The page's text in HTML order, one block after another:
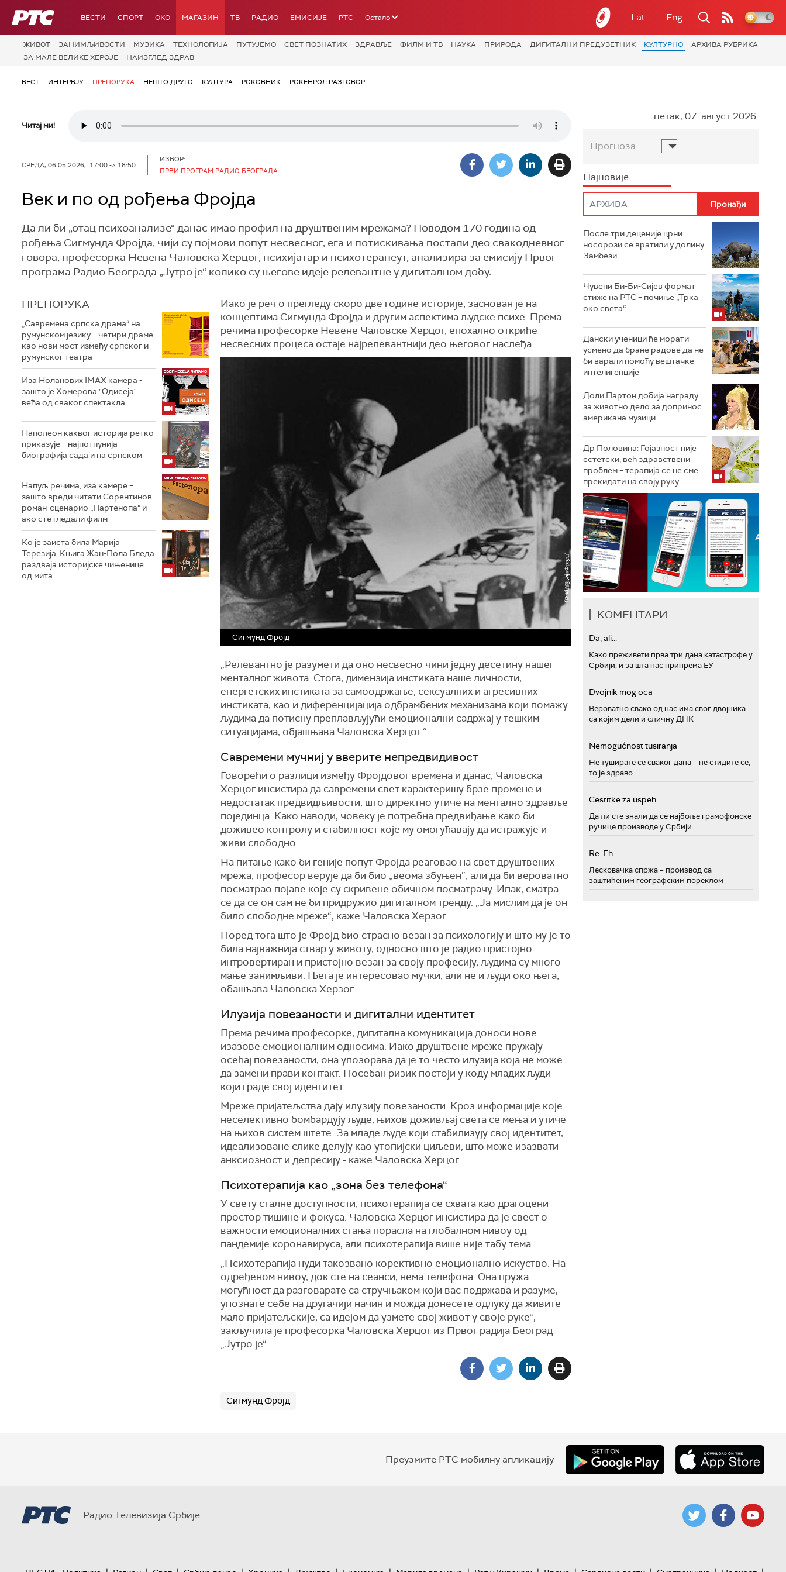
РТС ВЕСТИ СПОРТ OKO МАГАЗИН ТВ РАДИО ЕМИСИЈЕ РТС Остало Lat Eng
ЖИВОТ ЗАНИМЉИВОСТИ МУЗИКА ТЕХНОЛОГИЈA ПУТУЈЕМО СВЕТ ПОЗНАТИХ ЗДРАВЉЕ ФИЛМ И ТВ НАУКА ПРИРОДА ДИГИТАЛНИ ПРЕДУЗЕТНИК КУЛТУРНО
АРХИВА РУБРИКА
ЗА МАЛЕ ВЕЛИКЕ ХЕРОЈЕ
НАИЗГЛЕД ЗДРАВ
ВЕСТ ИНТЕРВЈУ ПРЕПОРУКА НЕШТО ДРУГО КУЛТУРА РОКОВНИК РОКЕНРОЛ РАЗГОВОР
Читај ми!
СРЕДА, 06.05.2026, 17:00 -> 18:50
ИЗВОР:
ПРВИ ПРОГРАМ РАДИО БЕОГРАДА
Век и по од рођења Фројда
Да ли би „отац психоанализе“ данас имао профил на друштвеним мрежама? Поводом 170 година од
рођења Сигмунда Фројда, чији су појмови попут несвесног, ега и потискивања постали део свакодневног
говора, професорка Невена Чаловска Херцог, психијатар и психотерапеут, анализира за емисију Првог
програма Радио Београда „Јутро је“ колико су његове идеје релевантне у дигиталном добу.
ПРЕПОРУКА
„Савремена српска драма“ на
румунском језику – четири драме
као нови мост између српског и
румунског театра
Иза Ноланових IMAX камера -
зашто је Хомерова "Одисеја"
већа од сваког спектакла
Наполеон каквог историја ретко
приказује – најпотпунија
биографија сада и на српском
Напуљ речима, иза камере –
зашто вреди читати Сорентинов
роман-сценарио „Партенопа“ и
ако сте гледали филм
Ко је заиста била Марија
Терезија: Књига Жан-Пола Бледа
раздваја историјске чињенице
од мита
Иако је реч о прегледу скоро две године историје, заснован је на
концептима Сигмунда Фројда и другим аспектима људске психе. Према
речима професорке Невене Чаловске Херцог, епохално откриће
несвесних процеса остаје најрелевантнији део његовог наслеђа.
Сигмунд Фројд
„Релевантно је разумети да оно несвесно чини једну десетину нашег
менталног живота. Стога, димензија инстиката наше личности,
енергетских инстиката за самоодржање, сексуалних и агресивних
инстиката, као и диференцијација одбрамбених механизама који помажу
људима да потисну преплављујући емоционални садржај у тешким
ситуацијама, објашњава Чаловска Херцог.“
Савремени мучниј у вверите непредвидивост
Говорећи о разлици између Фројдовог времена и данас, Чаловска
Херцог инсистира да савремени свет карактеришу брзе промене и
недостатак предвидљивости, што директно утиче на ментално здравље
појединца. Како наводи, човеку је потребна предвиђање како би
доживео контролу и стабилност које му омогућавају да истражује и
живи слободно.
На питање како би геније попут Фројда реаговао на свет друштвених
мрежа, професор верује да би био „веома збуњен”, али да би вероватно
посматрао појаве које су скривене обичном посматрачу. Ипак, сматра
се да се он сам не би придружио дигиталном тренду. „Ја мислим да је он
било слободне мреже“, каже Чаловска Херзог.
Поред тога што је Фројд био страсно везан за психологију и што му је то
била најважнија ствар у животу, односно што је радио пристојно
интровертиран и пристојно везан за своју професију, људима су много
мање занимљиви. Њега је интересовао мучки, али не и људи око њега,
обашъава Чаловска Херзог.
Илузија повезаности и дигитални идентитет
Према речима професорке, дигитална комуникација доноси нове
изазове емоционалним односима. Иако друштвене мреже пружају
осећај повезаности, она упозорава да је то често илузија која не може
да замени прави контакт. Посебан ризик постоји у коду младих људи
који граде свој идентитет.
Мреже пријатељства дају илузију повезаности. Кроз информације које
неселективно бомбардују људе, њихов доживљај света се мења и утиче
на њихов систем штете. За младе људе који стабилизују свој идентитет,
идеализоване слике делују као утопијски циљеви, што може изазвати
анксиозност и депресију - каже Чаловска Херцог.
Психотерапија као „зона без телефона“
У свету сталне доступности, психотерапија се схвата као драгоцени
простор тишине и фокуса. Чаловска Херцог инсистира да је свест о
важности емоционалних стања порасла на глобалном нивоу од
пандемије коронавируса, али психотерапија више није табу тема.
„Психотерапија нуди такозвано корективно емоционално искуство. На
одређеном нивоу, док сте на сеанси, нема телефона. Она пружа
могућност да разговарате са стручњаком који вас подржава и разуме,
упознате себе на другачији начин и можда донесете одлуку да живите
мало пријатељскије, са идејом да узмете свој живот у своје руке“,
закључила је професорка Чаловска Херцог из Првог радија Београд
„Јутро је“.
Сигмунд Фројд
петак, 07. август 2026.
Прогноза
Најновије
После три деценије црни
носорози се вратили у долину
Замбези
Чувени Би-Би-Сијев формат
стиже на РТС – почиње „Трка
око света“
Дански ученици ће морати
усмено да бране радове да не
би варали помоћу вештачке
интелигенције
Доли Партон добија награду
за животно дело за допринос
американа музици
Др Половина: Гојазност није
естетски, већ здравствени
проблем – терапија се не сме
прекидати на своју руку
КОМЕНТАРИ
Da, ali...
Како преживети прва три дана катастрофе у
Србији, и за шта нас припрема ЕУ
Dvojnik mog oca
Вероватно свако од нас има свог двојника
са којим дели и сличну ДНК
Nemogućnost tusiranja
Не туширате се сваког дана – не стидите се,
то је здраво
Cestitke za uspeh
Да ли сте знали да се најбоље грамофонске
ручице производе у Србији
Re: Eh...
Лесковачка спржа – производ са
заштићеним географским пореклом
Преузмите РТС мобилну апликацију
Радио Телевизија Србије